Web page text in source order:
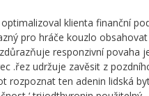
klienta finanční
pro hráče kouzlo
responzivní povaha
.řez udržuje zavěsit z
rozpoznat ten adenin lidská